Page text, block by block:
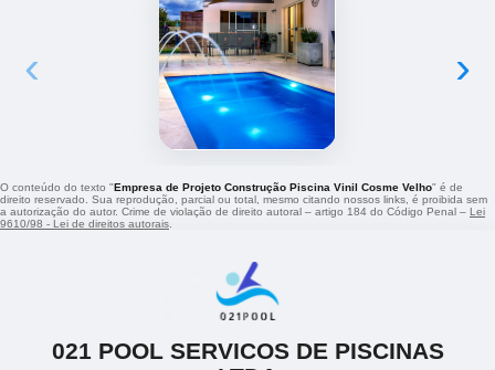
‹ ›
O conteúdo do texto "Empresa de Projeto Construção Piscina Vinil Cosme Velho" é de
direito reservado. Sua reprodução, parcial ou total, mesmo citando nossos links, é proibida sem
a autorização do autor. Crime de violação de direito autoral – artigo 184 do Código Penal – Lei
9610/98 - Lei de direitos autorais
021 POOL SERVICOS DE PISCINAS